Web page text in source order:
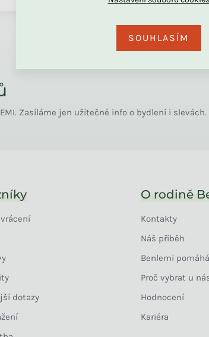
SOUHLASÍM
Zasíláme jen užitečné info o bydlení i slevách.
dotazy
O rodině
Kontakty
Náš příběh
Benlemi pomáhá
Proč vybrat u
Hodnocení
Kariéra